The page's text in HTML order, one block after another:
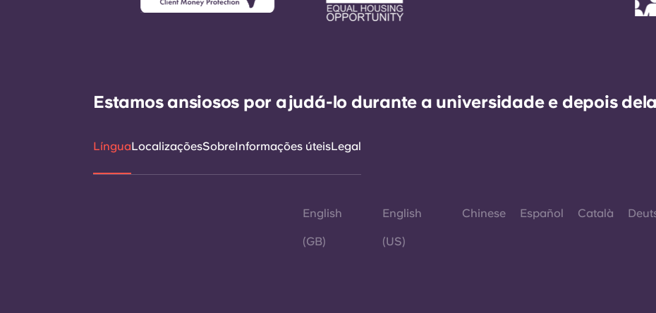
Estamos ansiosos por ajudá-lo durante a universidade e depois
LínguaLocalizaçõesSobreInformações úteisLegal
English
(GB)
English
(US)
Chinese Español Català